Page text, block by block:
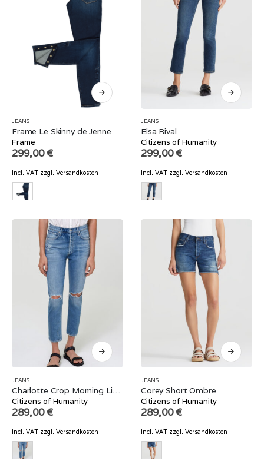
JEANS
Frame Le Skinny de Jenne
Frame
299,00€
incl. VAT zzgl. Versandkosten
JEANS
Elsa Rival
Citizens of Humanity
299,00€
incl. VAT zzgl. Versandkosten
JEANS
Charlotte Crop Morning Light
Citizens of Humanity
289,00€
incl. VAT zzgl. Versandkosten
JEANS
Corey Short Ombre
Citizens of Humanity
289,00€
incl. VAT zzgl. Versandkosten